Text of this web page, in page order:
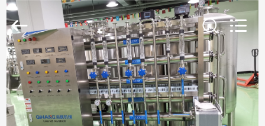
HUIS
PRODUCTEN
Qihang
Machinery
Equipment
Co.,
Ltd.
Rights
Reserved.